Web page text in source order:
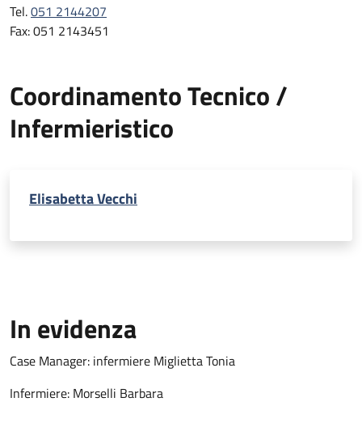
Tel.051 2144207
Fax: 051 2143451
Coordinamento Tecnico /
Infermieristico
Elisabetta Vecchi
In evidenza
Case Manager: infermiere Miglietta Tonia
Infermiere: Morselli Barbara